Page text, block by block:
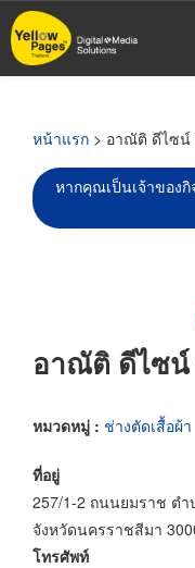
ข้าม
ไป
หน้าแรก > อาณัติ ดีไซน์
หากคุณเป็นเจ้าของ
อาณัติ ดีไซน์
หมวดหมู่ : ช่างตัดเสื้อผ้า
ที่อยู่
257/1-2 ถนนยมราช ตำ
จังหวัดนครราชสีมา
โทรศัพท์